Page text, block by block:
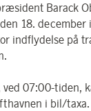
Barack
18. december
indflydelse på
07:00-tiden,
i bil/